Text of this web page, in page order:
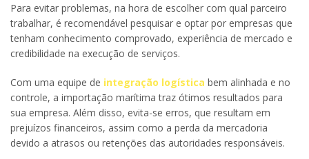
Para evitar problemas, na hora de escolher com qual parceiro
trabalhar, é recomendável pesquisar e optar por empresas que
tenham conhecimento comprovado, experiência de mercado e
credibilidade na execução de serviços.
Com uma equipe de integração logística bem alinhada e no
controle, a importação marítima traz ótimos resultados para
sua empresa. Além disso, evita-se erros, que resultam em
prejuízos financeiros, assim como a perda da mercadoria
devido a atrasos ou retenções das autoridades responsáveis.